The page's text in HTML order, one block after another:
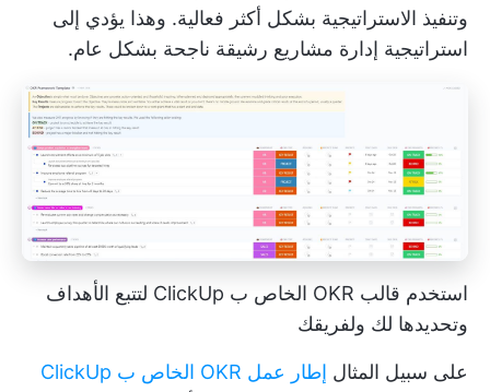
وتنفيذ الاستراتيجية بشكل أكثر فعالية. وهذا يؤدي إلى
استراتيجية إدارة مشاريع رشيقة ناجحة بشكل عام.
استخدم قالب OKR الخاص ب ClickUp لتتبع الأهداف
وتحديدها لك ولفريقك
على سبيل المثال إطار عمل OKR الخاص ب ClickUp